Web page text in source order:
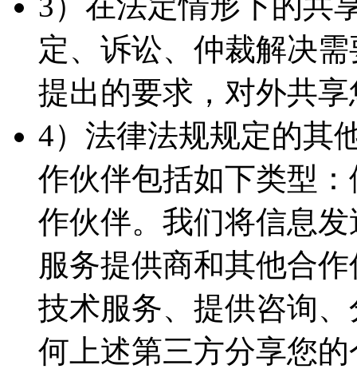
定、诉讼、仲裁解决
提出的要求，对外共
4）法律法规规定的其
作伙伴包括如下类型
作伙伴。我们将信息
服务提供商和其他合
技术服务、提供咨询
何上述第三方分享您